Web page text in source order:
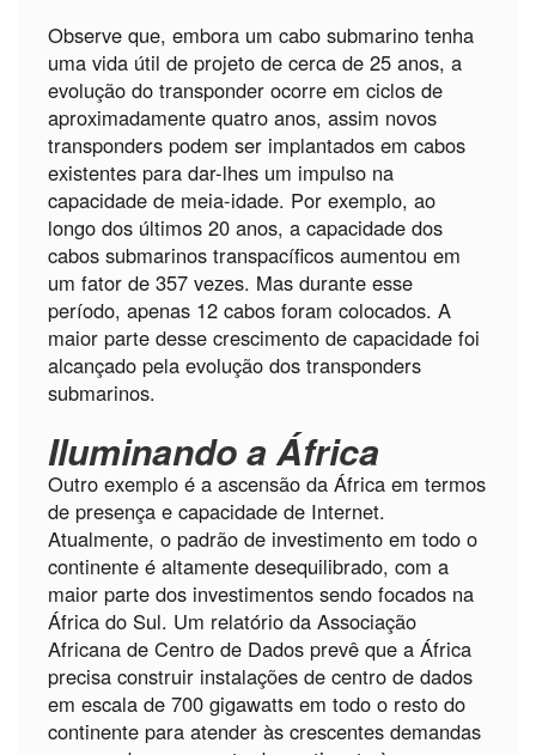
Observe que, embora um cabo submarino tenha
uma vida útil de projeto de cerca de 25 anos, a
evolução do transponder ocorre em ciclos de
aproximadamente quatro anos, assim novos
transponders podem ser implantados em cabos
existentes para dar-lhes um impulso na
capacidade de meia-idade. Por exemplo, ao
longo dos últimos 20 anos, a capacidade dos
cabos submarinos transpacíficos aumentou em
um fator de 357 vezes. Mas durante esse
período, apenas 12 cabos foram colocados. A
maior parte desse crescimento de capacidade foi
alcançado pela evolução dos transponders
submarinos.
Iluminando a África
Outro exemplo é a ascensão da África em termos
de presença e capacidade de Internet.
Atualmente, o padrão de investimento em todo o
continente é altamente desequilibrado, com a
maior parte dos investimentos sendo focados na
África do Sul. Um relatório da Associação
Africana de Centro de Dados prevê que a África
precisa construir instalações de centro de dados
em escala de 700 gigawatts em todo o resto do
continente para atender às crescentes demandas